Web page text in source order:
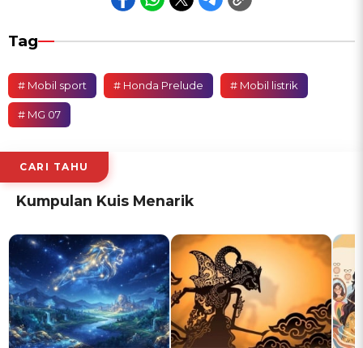
Tag
# Mobil sport # Honda Prelude # Mobil listrik
# MG 07
CARI TAHU
Kumpulan Kuis Menarik